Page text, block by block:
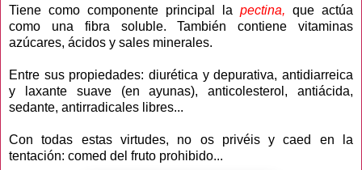
Tiene como componente principal la pectina, que actúa
como una fibra soluble. También contiene vitaminas
azúcares, ácidos y sales minerales.
Entre sus propiedades: diurética y depurativa, antidiarreica
y laxante suave (en ayunas), anticolesterol, antiácida,
sedante, antirradicales libres...
Con todas estas virtudes, no os privéis y caed en la
tentación: comed del fruto prohibido...